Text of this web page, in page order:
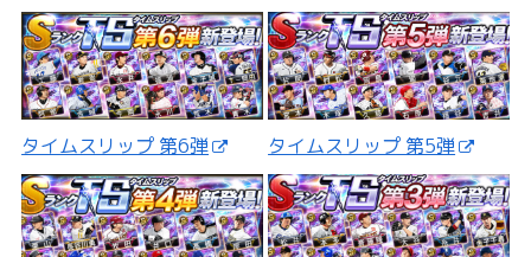
タイムスリップ 第6弾 タイムスリップ 第5弾